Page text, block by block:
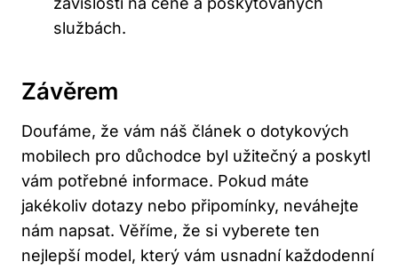
službách.
Závěrem
Doufáme, že vám náš článek o dotykových
mobilech pro důchodce byl užitečný a poskytl
vám potřebné informace. Pokud máte
jakékoliv dotazy nebo připomínky, neváhejte
nám napsat. Věříme, že si vyberete ten
nejlepší model, který vám usnadní každodenní